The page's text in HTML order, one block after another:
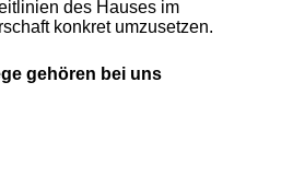
des Hauses im
konkret umzusetzen.
gehören bei uns